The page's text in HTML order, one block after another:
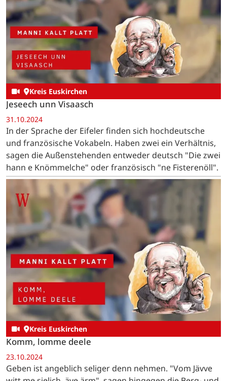
Kreis Euskirchen
Jeseech unn Visaasch
31.10.2024
In der Sprache der Eifeler finden sich hochdeutsche
und französische Vokabeln. Haben zwei ein Verhältnis,
sagen die Außenstehenden entweder deutsch "Die zwei
hann e Knömmelche" oder französisch "ne Fisterenöll".
Kreis Euskirchen
Komm, lomme deele
23.10.2024
Geben ist angeblich seliger denn nehmen. "Vom Jävve